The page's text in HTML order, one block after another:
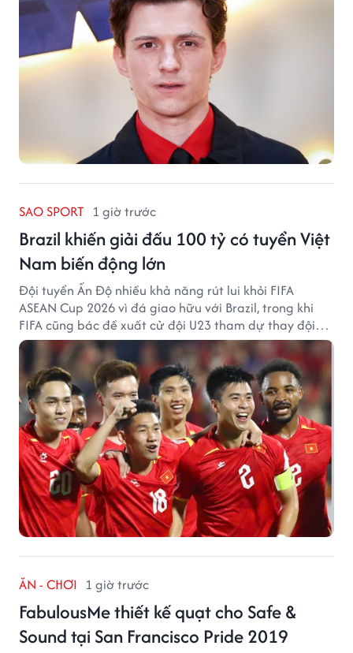
SAO SPORT 1 giờ trước
Brazil khiến giải đấu 100 tỷ có tuyển Việt
Nam biến động lớn
Đội tuyển Ấn Độ nhiều khả năng rút lui khỏi FIFA
ASEAN Cup 2026 vì đá giao hữu với Brazil, trong khi
FIFA cũng bác đề xuất cử đội U23 tham dự thay đội
tuyển quốc gia.
ĂN - CHƠI 1 giờ trước
FabulousMe thiết kế quạt cho Safe &
Sound tại San Francisco Pride 2019